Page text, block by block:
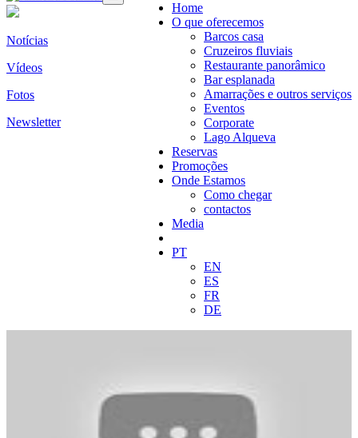
Home
O que oferecemos
Barcos casa
Cruzeiros fluviais
Restaurante panorâmico
Bar esplanada
Amarrações e outros serviços
Eventos
Corporate
Lago Alqueva
Reservas
Promoções
Onde Estamos
Como chegar
contactos
Media
PT
EN
ES
FR
DE
Notícias
Vídeos
Fotos
Newsletter